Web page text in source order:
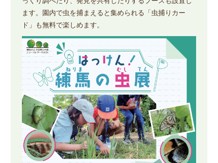
ます。園内で虫を捕まえると集められる「虫捕りカー
ド」も無料で楽しめます。